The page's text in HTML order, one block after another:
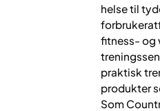
helse til
fitness- og
praktisk
produkter
Som